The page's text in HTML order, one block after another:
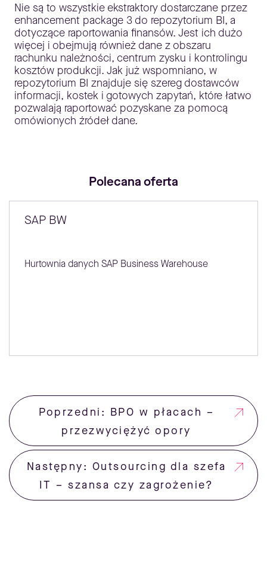
Nie są to wszystkie ekstraktory dostarczane przez
enhancement package 3 do repozytorium BI, a
dotyczące raportowania finansów. Jest ich dużo
więcej i obejmują również dane z obszaru
rachunku należności, centrum zysku i kontrolingu
kosztów produkcji. Jak już wspomniano, w
repozytorium BI znajduje się szereg dostawców
informacji, kostek i gotowych zapytań, które łatwo
pozwalają raportować pozyskane za pomocą
omówionych źródeł dane.
Polecana oferta
SAP BW
Hurtownia danych SAP Business Warehouse
Poprzedni: BPO w płacach –
przezwyciężyć opory
Następny: Outsourcing dla szefa
IT – szansa czy zagrożenie?